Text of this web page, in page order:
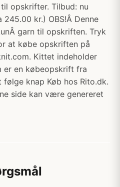
opskrifter. Tilbud: nu
245.00 kr.) OBS!Â Denne
garn til opskriften. Tryk
at købe opskriften på
Kittet indeholder
er en købeopskrift fra
følge knap Køb hos Rito.dk.
side kan være genereret